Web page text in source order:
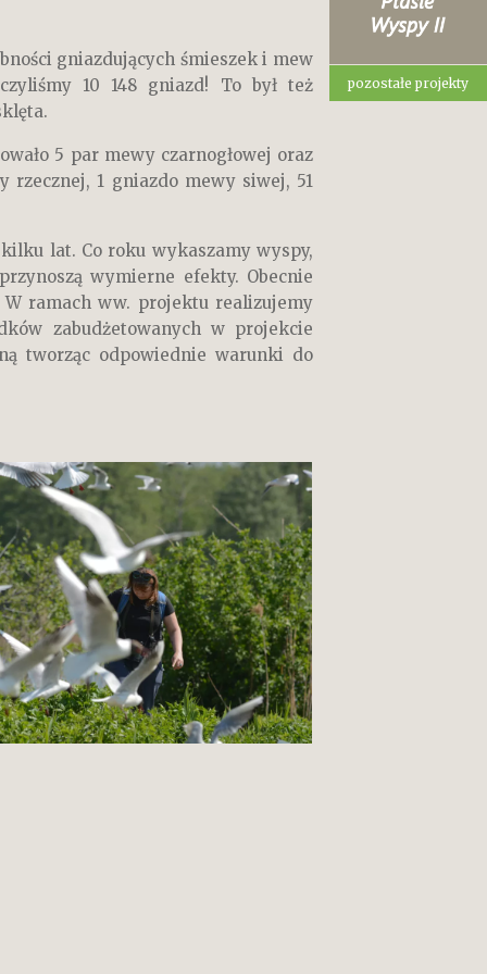
pozostałe projekty
gniazdujących śmieszek i mew
10 148 gniazd! To był też
5 par mewy czarnogłowej oraz
1 gniazdo mewy siwej, 51
lat. Co roku wykaszamy wyspy,
wymierne efekty. Obecnie
ramach ww. projektu realizujemy
zabudżetowanych w projekcie
tworząc odpowiednie warunki do